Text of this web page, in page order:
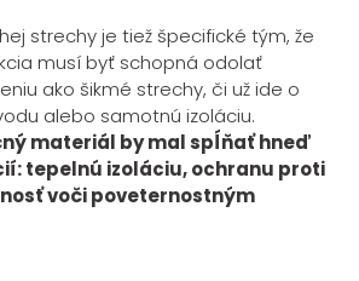
strechy je tiež špecifické tým, že
musí byť schopná odolať
ako šikmé strechy, či už ide o
alebo samotnú izoláciu.
materiál by mal spĺňať hneď
tepelnú izoláciu, ochranu proti
voči poveternostným